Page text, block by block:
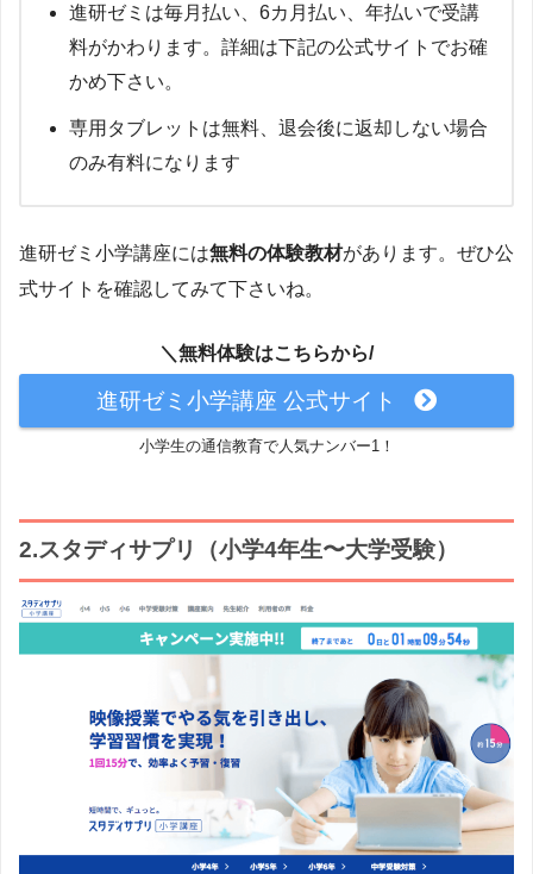
進研ゼミは毎月払い、6カ月払い、年払いで受講
料がかわります。詳細は下記の公式サイトでお確
かめ下さい。
専用タブレットは無料、退会後に返却しない場合
のみ有料になります
進研ゼミ小学講座には無料の体験教材があります。ぜひ公
式サイトを確認してみて下さいね。
＼無料体験はこちらから/
進研ゼミ小学講座 公式サイト
小学生の通信教育で人気ナンバー1！
2.スタディサプリ（小学4年生〜大学受験）